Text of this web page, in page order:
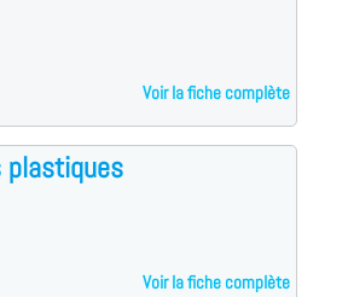
Voir la fiche complète
plastiques
Voir la fiche complète